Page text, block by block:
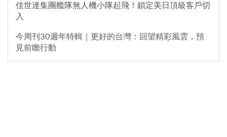
佳世達集團艦隊無人機小隊起飛！鎖定美日頂級客戶切
入
今周刊30週年特輯｜更好的台灣：回望精彩風雲，預
見前瞻行動